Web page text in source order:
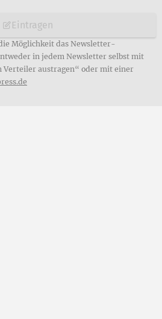
Eintragen
Möglichkeit das Newsletter-
in jedem Newsletter selbst mit
Verteiler austragen“ oder mit einer